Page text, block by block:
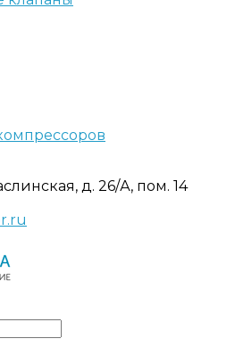
д. 26/А, пом. 14